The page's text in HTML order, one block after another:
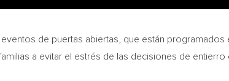
de puertas abiertas, que están
a evitar el estrés de las decisiones de entierro